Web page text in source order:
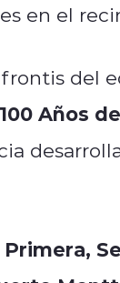
en el
del
Años
Primera,